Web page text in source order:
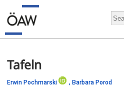
Tafeln
Erwin Pochmarski , Barbara Porod